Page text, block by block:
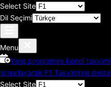
Select Site
Dil Seçimi
Menu
Yarış programını kendi
ısmarlayarak F1 Takvimi'ne
Select Site